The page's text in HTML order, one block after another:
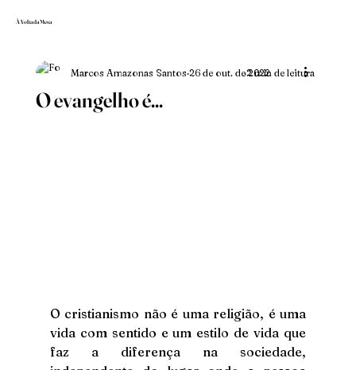
À Volta da Mesa
O evangelho é...
Marcos Amazonas Santos 26 de out. de 20222 min de leitura
O cristianismo não é uma religião, é uma
vida com sentido e um estilo de vida que
faz a diferença na sociedade,